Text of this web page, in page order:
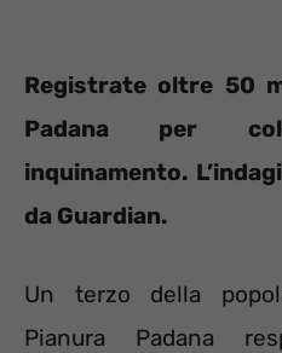
Registrate oltre 50
Padana per
inquinamento.
da Guardian.
Un terzo della
Pianura Padana